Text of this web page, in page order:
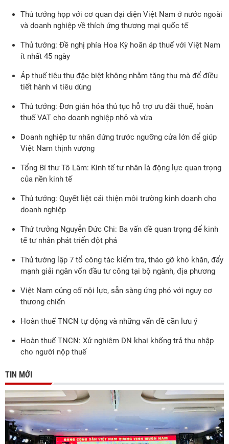
Thủ tướng họp với cơ quan đại diện Việt Nam ở nước ngoài
và doanh nghiệp về thích ứng thương mại quốc tế
Thủ tướng: Đề nghị phía Hoa Kỳ hoãn áp thuế với Việt Nam
ít nhất 45 ngày
Áp thuế tiêu thụ đặc biệt không nhằm tăng thu mà để điều
tiết hành vi tiêu dùng
Thủ tướng: Đơn giản hóa thủ tục hỗ trợ ưu đãi thuế, hoàn
thuế VAT cho doanh nghiệp nhỏ và vừa
Doanh nghiệp tư nhân đứng trước ngưỡng cửa lớn để giúp
Việt Nam thịnh vượng
Tổng Bí thư Tô Lâm: Kinh tế tư nhân là động lực quan trọng
của nền kinh tế
Thủ tướng: Quyết liệt cải thiện môi trường kinh doanh cho
doanh nghiệp
Thứ trưởng Nguyễn Đức Chi: Ba vấn đề quan trọng để kinh
tế tư nhân phát triển đột phá
Thủ tướng lập 7 tổ công tác kiểm tra, tháo gỡ khó khăn, đẩy
mạnh giải ngân vốn đầu tư công tại bộ ngành, địa phương
Việt Nam củng cố nội lực, sẵn sàng ứng phó với nguy cơ
thương chiến
Hoàn thuế TNCN tự động và những vấn đề cần lưu ý
Hoàn thuế TNCN: Xử nghiêm DN khai khống trả thu nhập
cho người nộp thuế
TIN MỚI